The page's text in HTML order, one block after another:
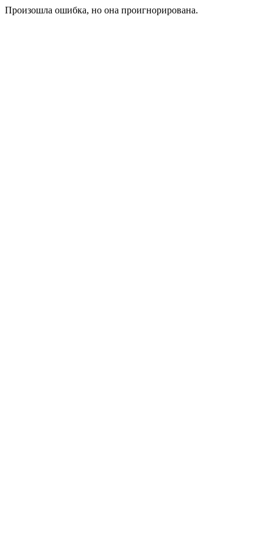
Произошла ошибка, но она проигнорирована.